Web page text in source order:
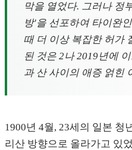
막을 열었다. 그러나 정
방'을 선포하여 타이완
때 더 이상 복잡한 허가
된 것은 2나 2019년에
과 산 사이의 애증 얽힌
1900년 4월, 23세의 일본 청
리산 방향으로 올라가고 있